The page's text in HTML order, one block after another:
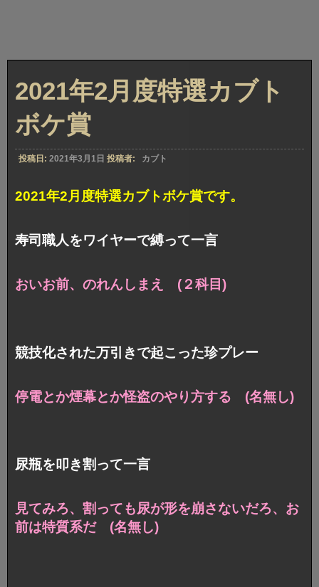
2021年2月度特選カブト
ボケ賞
投稿日: 2021年3月1日 投稿者: カブト
2021年2月度特選カブトボケ賞です。
寿司職人をワイヤーで縛って一言
おいお前、のれんしまえ (２科目)
競技化された万引きで起こった珍プレー
停電とか煙幕とか怪盗のやり方する (名無し)
尿瓶を叩き割って一言
見てみろ、割っても尿が形を崩さないだろ、お
前は特質系だ (名無し)